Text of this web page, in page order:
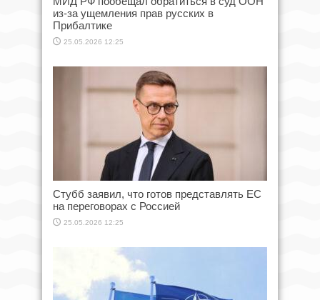
из-за ущемления прав русских в
Прибалтике
25.05.2026 12:25
Стубб заявил, что готов представлять ЕС
на переговорах с Россией
25.05.2026 12:25